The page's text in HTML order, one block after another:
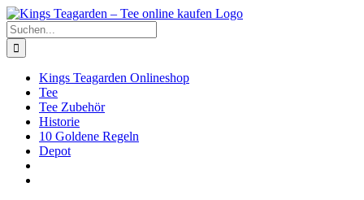
Zum
Inhalt
springen
Facebook
X
Instagram
Pinterest
Suche
nach:
Kings Teagarden Onlineshop
Tee
Tee Zubehör
Historie
10 Goldene Regeln
Depot